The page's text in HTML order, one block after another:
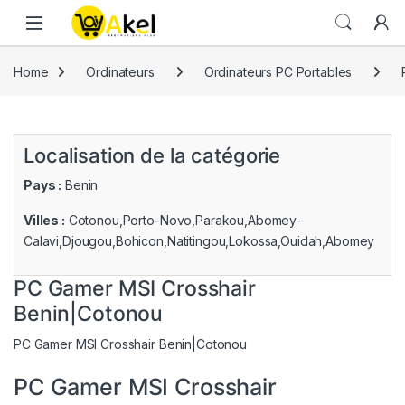
Skip to navigation
Skip to content
Home Ordinateurs Ordinateurs PC Portables
Localisation de la catégorie
Pays : Benin
Villes : Cotonou,Porto-Novo,Parakou,Abomey-
Calavi,Djougou,Bohicon,Natitingou,Lokossa,Ouidah,Abomey
PC Gamer MSI Crosshair
Benin|Cotonou
PC Gamer MSICrosshair Benin|Cotonou
PC Gamer MSI Crosshair